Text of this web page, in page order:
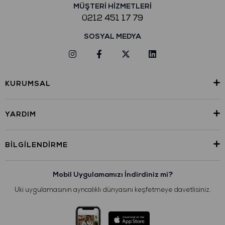
MÜŞTERİ HİZMETLERİ
0212 451 17 79
SOSYAL MEDYA
KURUMSAL
YARDIM
BILGILENDIRME
Mobil Uygulamamızı İndirdiniz mi?
Uki uygulamasının ayrıcalıklı dünyasını keşfetmeye davetlisiniz.